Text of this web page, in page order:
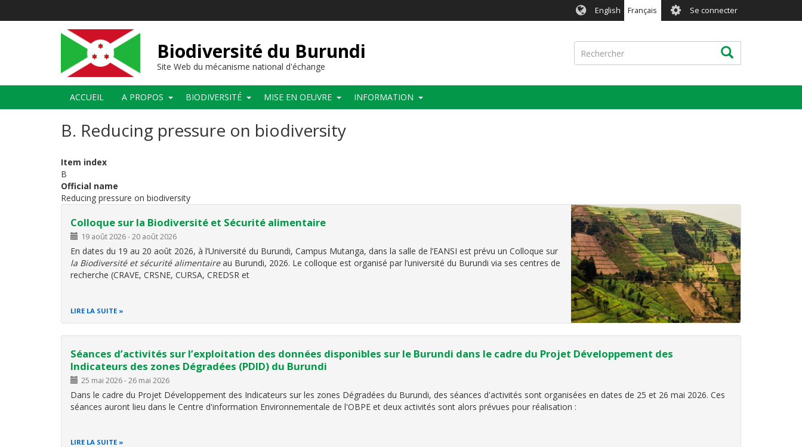
English Français User
account
menu
Se connecter
Biodiversité du Burundi
Site Web du mécanisme national d'échange
Rechercher Rechercher
Main
navigation
ACCUEIL A PROPOS BIODIVERSITÉ MISE EN OEUVRE INFORMATION
B. Reducing pressure on biodiversity
Item index
B
Official name
Reducing pressure on biodiversity
Colloque sur la Biodiversité et Sécurité alimentaire
19 août 2026-20 août 2026
En dates du 19 au 20 août 2026, à l’Université du Burundi, Campus Mutanga, dans la salle de l’EANSI est prévu un Colloque sur
la Biodiversité et sécurité alimentaireau Burundi, 2026. Le colloque est organisé par l’université du Burundi via ses centres de
recherche (CRAVE, CRSNE, CURSA, CREDSR et
LIRE LA SUITE
Séances d’activités sur l’exploitation des données disponibles sur le Burundi dans le cadre du Projet Développement des
Indicateurs des zones Dégradées (PDID) du Burundi
25 mai 2026-26 mai 2026
Dans le cadre du Projet Développement des Indicateurs sur les zones Dégradées du Burundi, des séances d'activités sont organisées en dates de 25 et 26 mai 2026. Ces
séances auront lieu dans le Centre d'information Environnementale de l'OBPE et deux activités sont alors prévues pour réalisation :
LIRE LA SUITE